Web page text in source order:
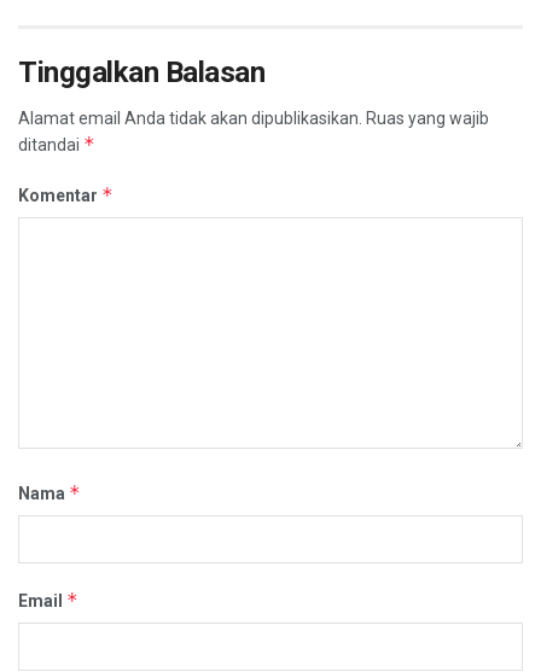
Tinggalkan Balasan
Alamat email Anda tidak akan dipublikasikan. Ruas yang wajib
ditandai *
Komentar *
Nama *
Email *